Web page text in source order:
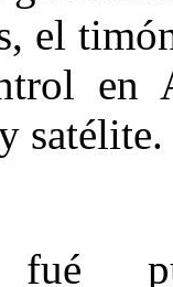
el
en
satélite.